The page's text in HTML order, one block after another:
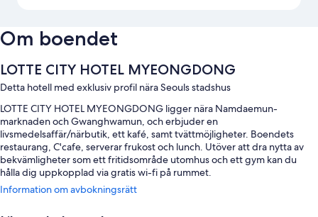
Om boendet
LOTTE CITY HOTEL MYEONGDONG
Detta hotell med exklusiv profil nära Seouls stadshus
LOTTE CITY HOTEL MYEONGDONG ligger nära Namdaemun-
marknaden och Gwanghwamun, och erbjuder en
livsmedelsaffär/närbutik, ett kafé, samt tvättmöjligheter. Boendets
restaurang, C'cafe, serverar frukost och lunch. Utöver att dra nytta av
bekvämligheter som ett fritidsområde utomhus och ett gym kan du
hålla dig uppkopplad via gratis wi-fi på rummet.
Detta hotell erbjuder även följande förmåner:
Information om avbokningsrätt